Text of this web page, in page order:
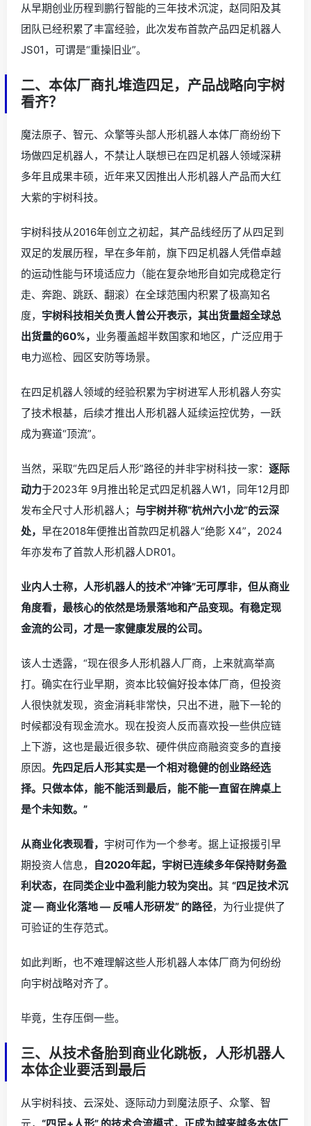
从早期创业历程到鹏行智能的三年技术沉淀，赵同阳及其
团队已经积累了丰富经验，此次发布首款产品四足机器人
JS01，可谓是“重操旧业”。
二、本体厂商扎堆造四足，产品战略向宇树
看齐？
魔法原子、智元、众擎等头部人形机器人本体厂商纷纷下
场做四足机器人，不禁让人联想已在四足机器人领域深耕
多年且成果丰硕，近年来又因推出人形机器人产品而大红
大紫的宇树科技。
宇树科技从2016年创立之初起，其产品线经历了从四足到
双足的发展历程，早在多年前，旗下四足机器人凭借卓越
的运动性能与环境适应力（能在复杂地形自如完成稳定行
走、奔跑、跳跃、翻滚）在全球范围内积累了极高知名
度， 宇树科技相关负责人曾公开表示，其出货量超全球总
出货量的60%， 业务覆盖超半数国家和地区，广泛应用于
电力巡检、园区安防等场景。
在四足机器人领域的经验积累为宇树进军人形机器人夯实
了技术根基，后续才推出人形机器人延续运控优势，一跃
成为赛道“顶流”。
当然，采取“先四足后人形”路径的并非宇树科技一家： 逐际
动力于2023年 9月推出轮足式四足机器人W1，同年12月即
发布全尺寸人形机器人； 与宇树并称“杭州六小龙”的云深
处， 早在2018年便推出首款四足机器人“绝影 X4”，2024
年亦发布了首款人形机器人DR01。
业内人士称，人形机器人的技术“冲锋”无可厚非，但从商业
角度看，最核心的依然是场景落地和产品变现。有稳定现
金流的公司，才是一家健康发展的公司。
该人士透露，“现在很多人形机器人厂商，上来就高举高
打。确实在行业早期，资本比较偏好投本体厂商，但投资
人很快就发现，资金消耗非常快，只出不进，融下一轮的
时候都没有现金流水。现在投资人反而喜欢投一些供应链
上下游，这也是最近很多软、硬件供应商融资变多的直接
原因。 先四足后人形其实是一个相对稳健的创业路经选
择。只做本体，能不能活到最后，能不能一直留在牌桌上
是个未知数。”
从商业化表现看， 宇树可作为一个参考。据上证报援引早
期投资人信息，
自2020年起，宇树已连续多年保持财务盈
利状态，在同类企业中盈利能力较为突出。 其 “四足技术沉
淀 — 商业化落地 — 反哺人形研发” 的路径，为行业提供了
可验证的生存范式。
如此判断，也不难理解这些人形机器人本体厂商为何纷纷
向宇树战略对齐了。
毕竟，生存压倒一些。
三、从技术备胎到商业化跳板，人形机器人
本体企业要活到最后
从宇树科技、云深处、逐际动力到魔法原子、众擎、智